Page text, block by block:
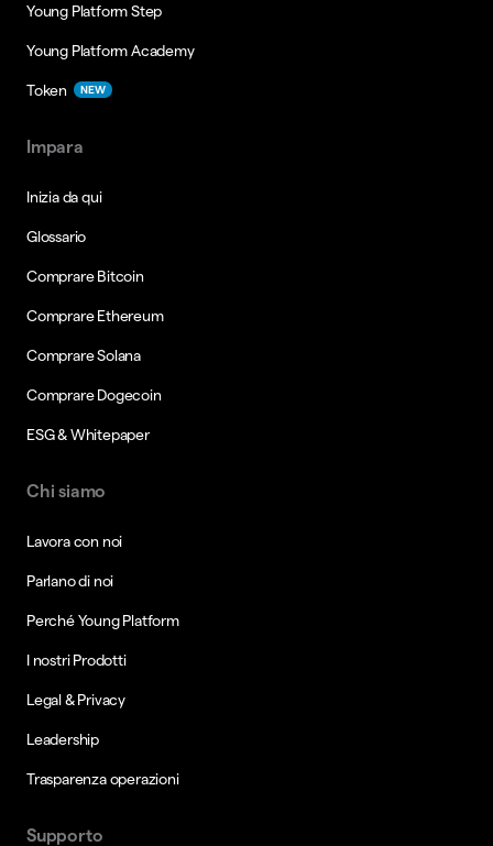
Young Platform Step
Young Platform Academy
Token NEW
Impara
Inizia da qui
Glossario
Comprare Bitcoin
Comprare Ethereum
Comprare Solana
Comprare Dogecoin
ESG & Whitepaper
Chi siamo
Lavora con noi
Parlano di noi
Perché Young Platform
I nostri Prodotti
Legal & Privacy
Leadership
Trasparenza operazioni
Supporto